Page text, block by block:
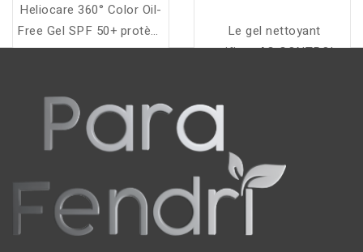
Heliocare 360° Color Oil-
Free Gel SPF 50+ protège
la peau du soleil tout en
offrant un fini mat,
hydratant et naturel.
Le gel nettoyant
purifiant AC CONTROL
et laisse la peau nette,
purifiée et fraîche, tout
en étant adapté à un
usage quotidien sur le
visage et le corps.